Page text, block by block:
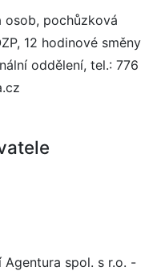
osob, pochůzková
12 hodinové směny
oddělení, tel.: 776
Agentura spol. s r.o. -